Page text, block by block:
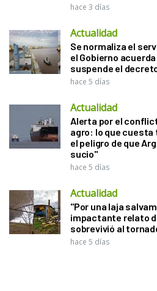
hace 3 días
Actualidad
Se normaliza el
el Gobierno
suspende el
hace 5 días
Actualidad
Alerta por el
agro: lo que cuesta
el peligro de que
sucio"
hace 5 días
Actualidad
"Por una laja
impactante relato
sobrevivió al
hace 5 días